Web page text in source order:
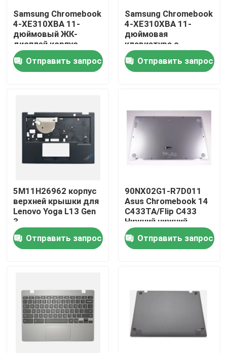
Дома
Контакты
Продукция
Видео
Замена экрана Dell LCD
Замена экрана LCD Acer
Samsung Chromebook
4-XE310XBA 11-
дюймовый ЖК-
дисплей корпус
задней крышки
Тёмно-серое BA98-
01974B
Отправить запрос
Samsung Chromebook
4-XE310XBA 11-
дюймовая
клавиатура с
подложкой на
ладонь Серебряный
BA98-01976A BA61-
Отправить запрос
5M11H26962 корпус
верхней крышки для
Lenovo Yoga L13 Gen
3
Отправить запрос
90NX02G1-R7D011
Asus Chromebook 14
C433TA/Flip C433
Нижний нижний
корпус Серебро
Отправить запрос